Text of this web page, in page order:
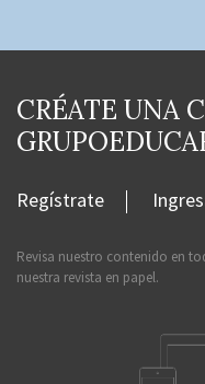
CRÉATE UNA
Regístrate
Revisa nuestro contenido en
nuestra revista en papel.